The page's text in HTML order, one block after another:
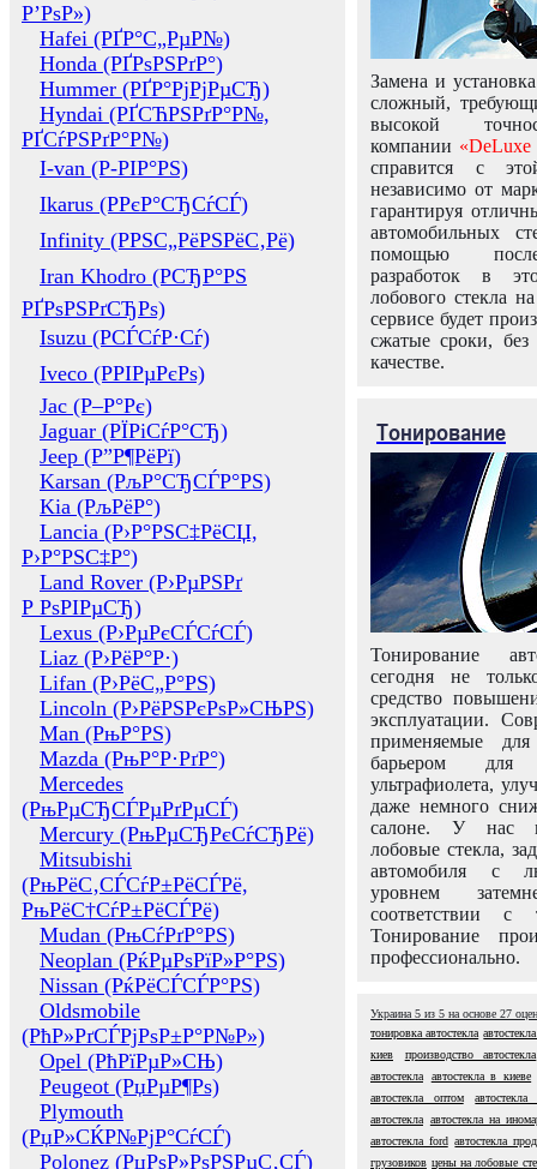
Р’РѕР»)
Hafei (РҐР°С„РµР№)
Honda (РҐРѕРЅРґР°)
Hummer (РҐР°РјРјРµСЂ)
Hyndai (РҐСЋРЅРґР°Р№,
РҐСѓРЅРґР°Р№)
I-van (Р-РІР°РЅ)
Ikarus (РРєР°СЂСѓСЃ)
Infinity (РРЅС„РёРЅРёС‚Рё)
Iran Khodro (РСЂР°РЅ
РҐРѕРЅРґСЂРѕ)
Isuzu (РСЃСѓР·Сѓ)
Iveco (РРІРµРєРѕ)
Jac (Р–Р°Рє)
Jaguar (РЇРіСѓР°СЂ)
Jeep (Р”Р¶РёРї)
Karsan (РљР°СЂСЃР°РЅ)
Kia (РљРёР°)
Lancia (Р›Р°РЅС‡РёСЏ,
Р›Р°РЅС‡Р°)
Land Rover (Р›РµРЅРґ
Р РѕРІРµСЂ)
Lexus (Р›РµРєСЃСѓСЃ)
Liaz (Р›РёР°Р·)
Lifan (Р›РёС„Р°РЅ)
Lincoln (Р›РёРЅРєРѕР»СЊРЅ)
Man (РњР°РЅ)
Mazda (РњР°Р·РґР°)
Mercedes
(РњРµСЂСЃРµРґРµСЃ)
Mercury (РњРµСЂРєСѓСЂРё)
Mitsubishi
(РњРёС‚СЃСѓР±РёСЃРё,
РњРёС†СѓР±РёСЃРё)
Mudan (РњСѓРґР°РЅ)
Neoplan (РќРµРѕРїР»Р°РЅ)
Nissan (РќРёСЃСЃР°РЅ)
Oldsmobile
(РћР»РґСЃРјРѕР±Р°Р№Р»)
Opel (РћРїРµР»СЊ)
Peugeot (РџРµР¶Рѕ)
Plymouth
(РџР»СЌР№РјР°СѓСЃ)
Polonez (РџРѕР»РѕРЅРµС‚СЃ)
Замена и
сложный,
высокой
компании «DeLuxe
справится с
независимо от
гарантируя
автомобильных
помощью
разработок в
лобового стекла
сервисе будет
сжатые сроки,
качестве.
Тонирование
Тонирование
сегодня не
средство
эксплуатации.
применяемые
барьером для
ультрафиолета,
даже немного
салоне. У нас
лобовые стекла,
автомобиля с
уровнем
соответствии с
Тонирование
профессионально.
Украина 5 из 5 на основе 27
тонировка автостекла
киев
производство автостекла
автостекла
автостекла в киеве
автостекла оптом
автостекла
автостекла автостекла на
автостекла ford автостекла
грузовиков цены на лобовые